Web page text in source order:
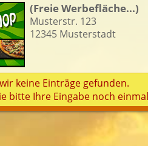
Sicherheit
Kontakt
(Freie Werbefläche...)
Musterstr. 123
12345 Musterstadt
keine Einträge gefunden.
bitte Ihre Eingabe noch